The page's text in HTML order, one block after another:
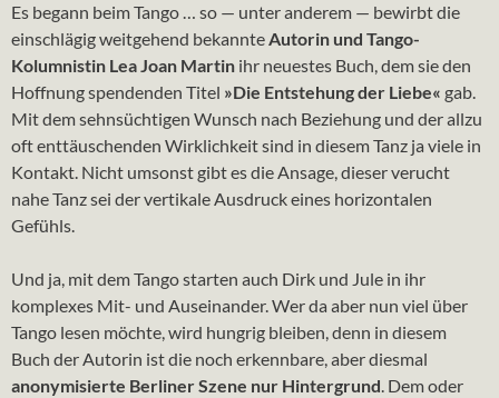
Es begann beim Tango … so — unter anderem — bewirbt die
einschlägig weitgehend bekannteAutorin und Tango-
Kolumnistin Lea Joan Martin ihr neuestes Buch, dem sie den
Hoffnung spendenden Titel »Die Entstehung der Liebe« gab.
Mit dem sehnsüchtigen Wunsch nach Beziehung und der allzu
oft enttäuschenden Wirklichkeit sind in diesem Tanz ja viele in
Kontakt. Nicht umsonst gibt es die Ansage, dieser verucht
nahe Tanz sei der vertikale Ausdruck eines horizontalen
Gefühls.
Und ja, mit dem Tango starten auch Dirk und Jule in ihr
komplexes Mit- und Auseinander. Wer da aber nun viel über
Tango lesen möchte, wird hungrig bleiben, denn in diesem
Buch der Autorin ist die noch erkennbare, aber diesmal
anonymisierte Berliner Szene nur Hintergrund. Dem oder